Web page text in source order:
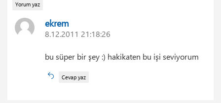
Yorum yaz
ekrem
8.12.2011 21:18:26
bu süper bir şey :) hakikaten bu işi seviyorum
Cevap yaz